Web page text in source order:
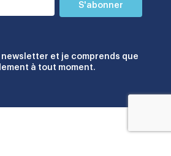
et je comprends que
à tout moment.
S'abonner